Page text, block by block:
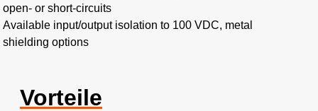
open- or short-circuits
Available input/output isolation to 100 VDC, metal
shielding options
Vorteile